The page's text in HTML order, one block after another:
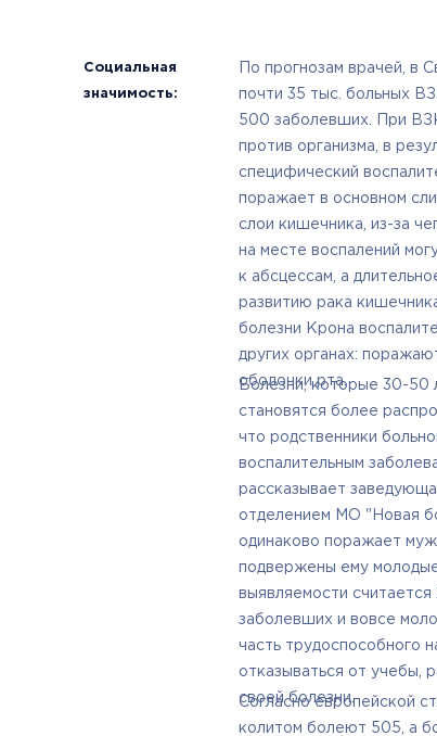
Социальная
значимость:
По прогнозам врачей, в
почти 35 тыс. больных
500 заболевших. При
против организма, в
специфический
поражает в основном
слои кишечника, из-за
на месте воспалений
к абсцессам, а
развитию рака
болезни Крона
других органах:
оболочки рта.
Болезни, которые 30-50
становятся более
что родственники
воспалительным
рассказывает
отделением МО "Новая
одинаково поражает
подвержены ему
выявляемости
заболевших и вовсе
часть трудоспособного
отказываться от учебы,
своей болезни.
Согласно европейской
колитом болеют 505, а